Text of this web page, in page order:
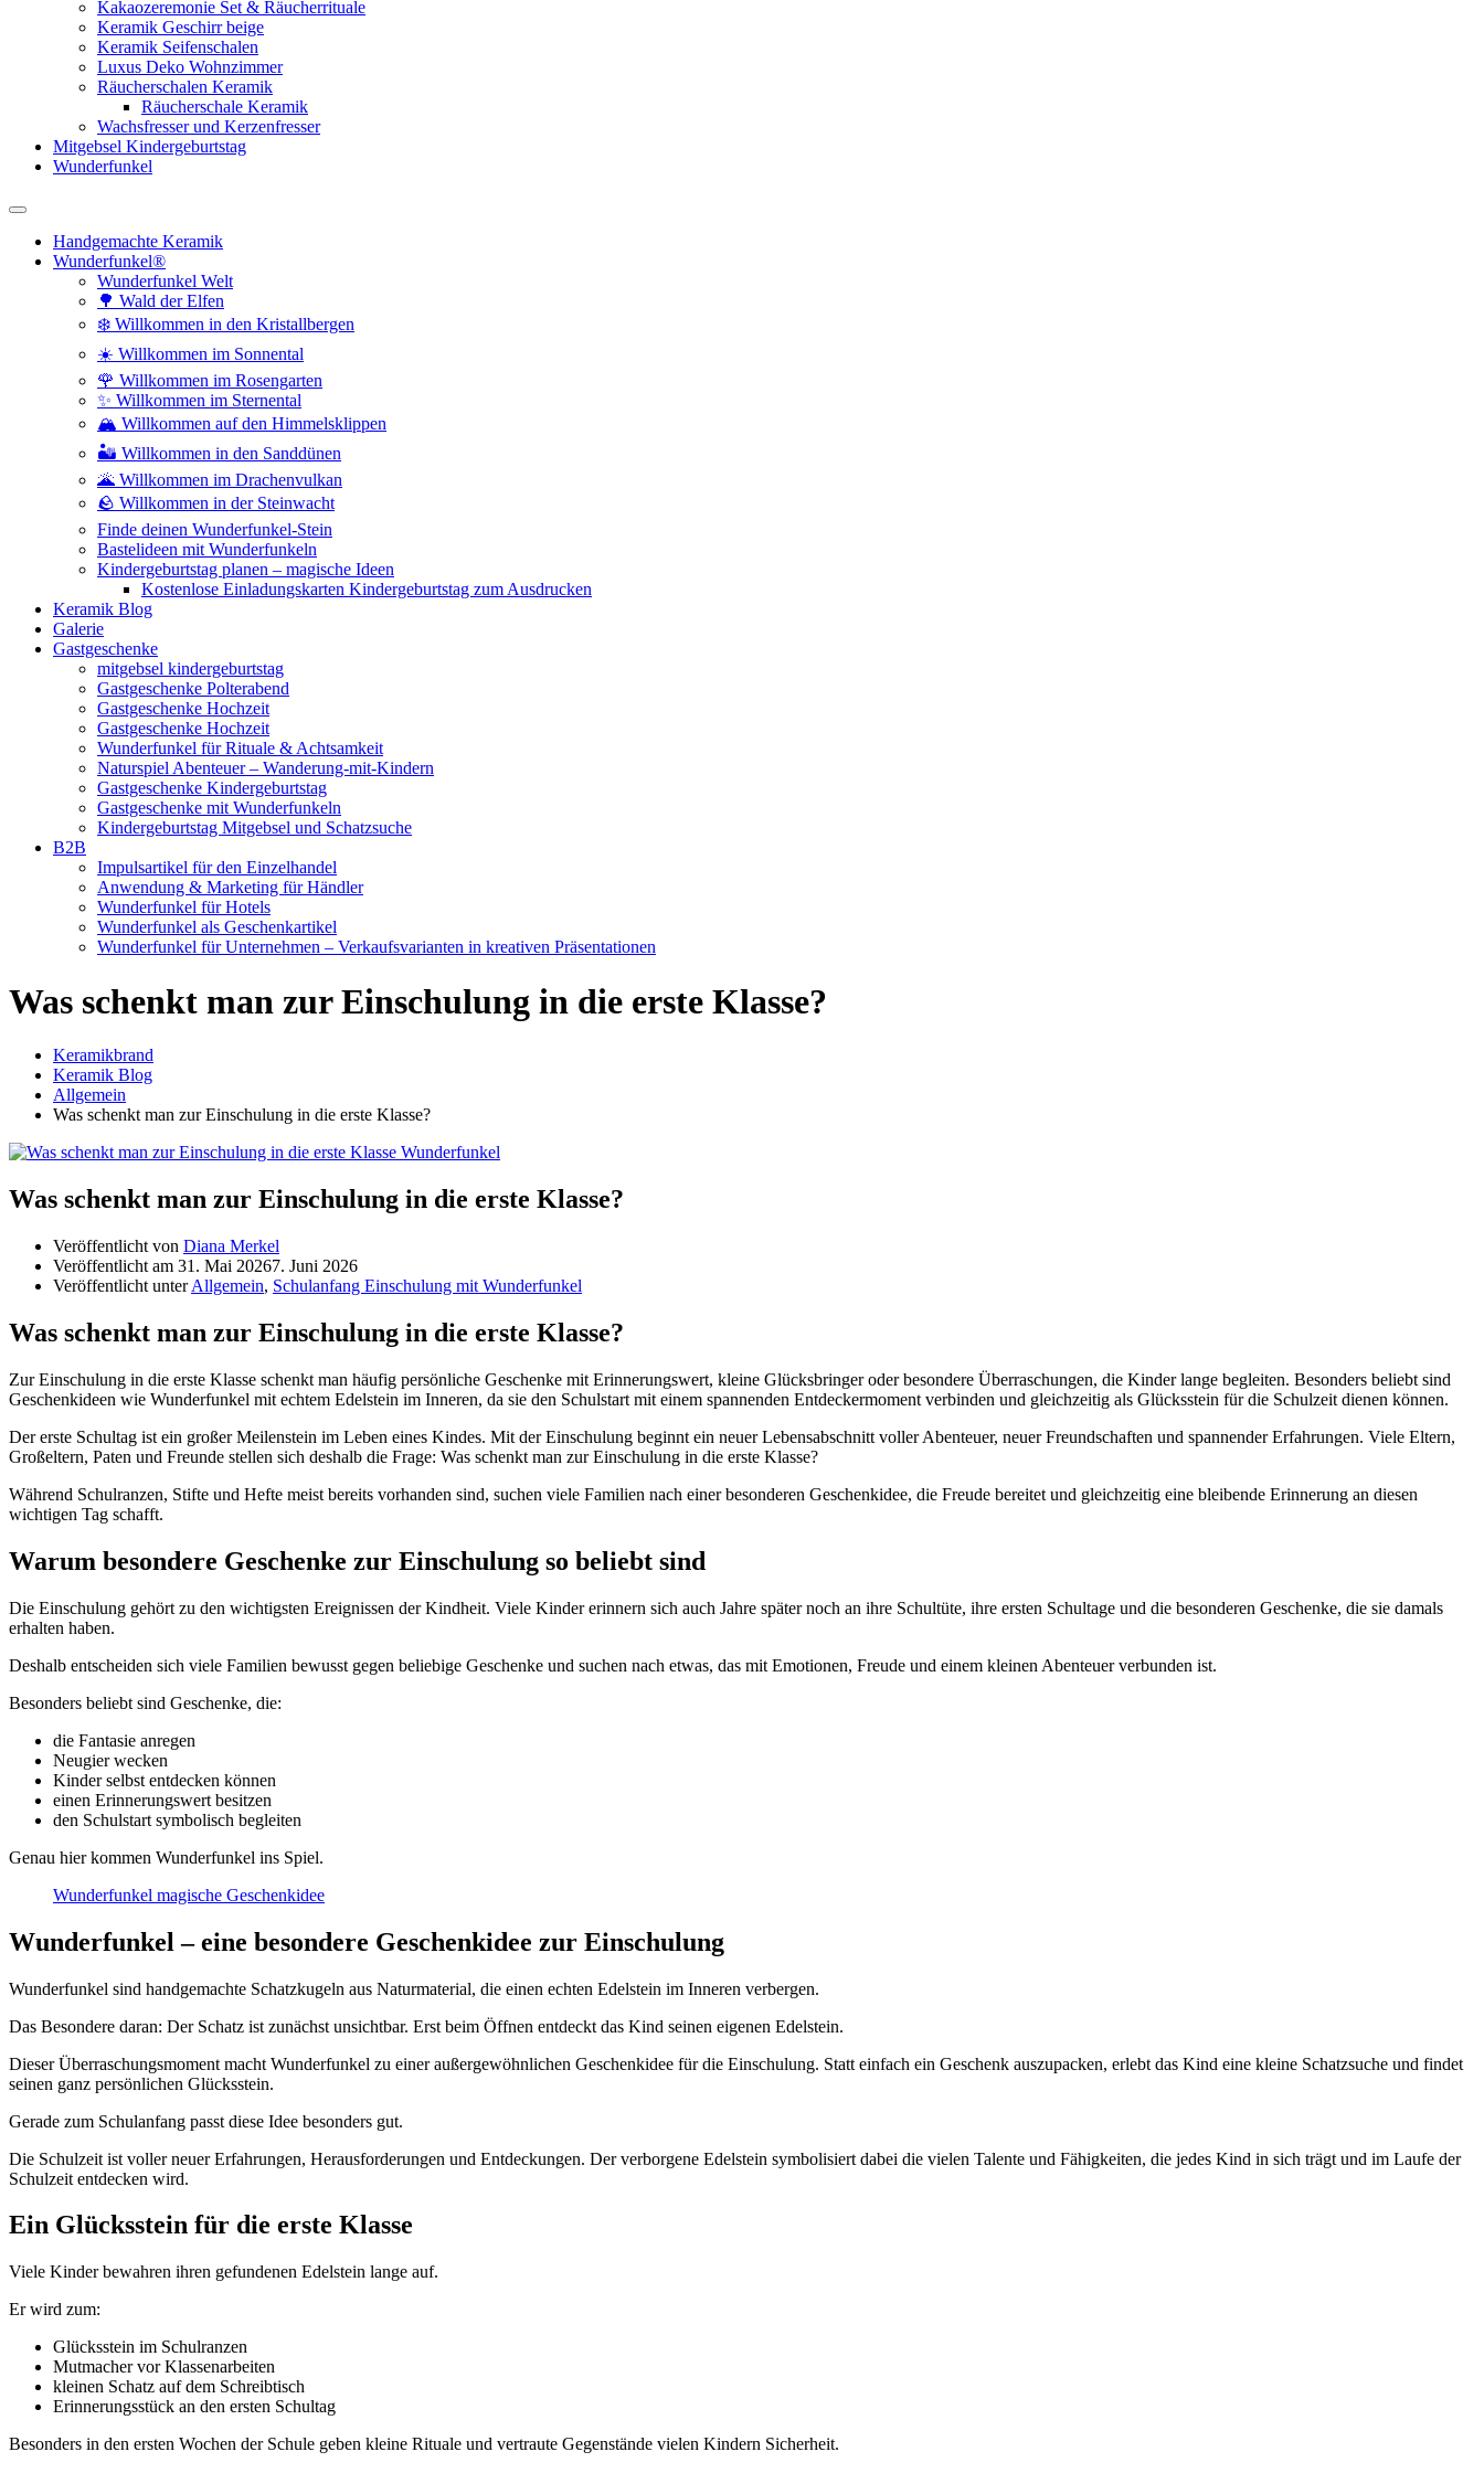
Kakaozeremonie Set & Räucherrituale
Keramik Geschirr beige
Keramik Seifenschalen
Luxus Deko Wohnzimmer
Räucherschalen Keramik
Räucherschale Keramik
Wachsfresser und Kerzenfresser
Mitgebsel Kindergeburtstag
Wunderfunkel
Handgemachte Keramik
Wunderfunkel®
Wunderfunkel Welt
🌳 Wald der Elfen
❄️ Willkommen in den Kristallbergen
☀️ Willkommen im Sonnental
🌹 Willkommen im Rosengarten
✨ Willkommen im Sternental
🏔️ Willkommen auf den Himmelsklippen
🏜️ Willkommen in den Sanddünen
🌋 Willkommen im Drachenvulkan
🪨 Willkommen in der Steinwacht
Finde deinen Wunderfunkel-Stein
Bastelideen mit Wunderfunkeln
Kindergeburtstag planen – magische Ideen
Kostenlose Einladungskarten Kindergeburtstag zum Ausdrucken
Keramik Blog
Galerie
Gastgeschenke
mitgebsel kindergeburtstag
Gastgeschenke Polterabend
Gastgeschenke Hochzeit
Gastgeschenke Hochzeit
Wunderfunkel für Rituale & Achtsamkeit
Naturspiel Abenteuer – Wanderung-mit-Kindern
Gastgeschenke Kindergeburtstag
Gastgeschenke mit Wunderfunkeln
Kindergeburtstag Mitgebsel und Schatzsuche
B2B
Impulsartikel für den Einzelhandel
Anwendung & Marketing für Händler
Wunderfunkel für Hotels
Wunderfunkel als Geschenkartikel
Wunderfunkel für Unternehmen – Verkaufsvarianten in kreativen Präsentationen
Was schenkt man zur Einschulung in die erste Klasse?
Keramikbrand
Keramik Blog
Allgemein
Was schenkt man zur Einschulung in die erste Klasse?
Was schenkt man zur Einschulung in die erste Klasse?
Veröffentlicht von Diana Merkel
Veröffentlicht am 31. Mai 20267. Juni 2026
Veröffentlicht unterAllgemein, Schulanfang Einschulung mit Wunderfunkel
Was schenkt man zur Einschulung in die erste Klasse?
Zur Einschulung in die erste Klasse schenkt man häufig persönliche Geschenke mit Erinnerungswert, kleine Glücksbringer oder besondere Überraschungen, die Kinder lange begleiten. Besonders beliebt sind
Geschenkideen wie Wunderfunkel mit echtem Edelstein im Inneren, da sie den Schulstart mit einem spannenden Entdeckermoment verbinden und gleichzeitig als Glücksstein für die Schulzeit dienen können.
Der erste Schultag ist ein großer Meilenstein im Leben eines Kindes. Mit der Einschulung beginnt ein neuer Lebensabschnitt voller Abenteuer, neuer Freundschaften und spannender Erfahrungen. Viele Eltern,
Großeltern, Paten und Freunde stellen sich deshalb die Frage: Was schenkt man zur Einschulung in die erste Klasse?
Während Schulranzen, Stifte und Hefte meist bereits vorhanden sind, suchen viele Familien nach einer besonderen Geschenkidee, die Freude bereitet und gleichzeitig eine bleibende Erinnerung an diesen
wichtigen Tag schafft.
Warum besondere Geschenke zur Einschulung so beliebt sind
Die Einschulung gehört zu den wichtigsten Ereignissen der Kindheit. Viele Kinder erinnern sich auch Jahre später noch an ihre Schultüte, ihre ersten Schultage und die besonderen Geschenke, die sie damals
erhalten haben.
Deshalb entscheiden sich viele Familien bewusst gegen beliebige Geschenke und suchen nach etwas, das mit Emotionen, Freude und einem kleinen Abenteuer verbunden ist.
Besonders beliebt sind Geschenke, die:
die Fantasie anregen
Neugier wecken
Kinder selbst entdecken können
einen Erinnerungswert besitzen
den Schulstart symbolisch begleiten
Genau hier kommen Wunderfunkel ins Spiel.
Wunderfunkel magische Geschenkidee
Wunderfunkel – eine besondere Geschenkidee zur Einschulung
Wunderfunkel sind handgemachte Schatzkugeln aus Naturmaterial, die einen echten Edelstein im Inneren verbergen.
Das Besondere daran: Der Schatz ist zunächst unsichtbar. Erst beim Öffnen entdeckt das Kind seinen eigenen Edelstein.
Dieser Überraschungsmoment macht Wunderfunkel zu einer außergewöhnlichen Geschenkidee für die Einschulung. Statt einfach ein Geschenk auszupacken, erlebt das Kind eine kleine Schatzsuche und findet
seinen ganz persönlichen Glücksstein.
Gerade zum Schulanfang passt diese Idee besonders gut.
Die Schulzeit ist voller neuer Erfahrungen, Herausforderungen und Entdeckungen. Der verborgene Edelstein symbolisiert dabei die vielen Talente und Fähigkeiten, die jedes Kind in sich trägt und im Laufe der
Schulzeit entdecken wird.
Ein Glücksstein für die erste Klasse
Viele Kinder bewahren ihren gefundenen Edelstein lange auf.
Er wird zum:
Glücksstein im Schulranzen
Mutmacher vor Klassenarbeiten
kleinen Schatz auf dem Schreibtisch
Erinnerungsstück an den ersten Schultag
Besonders in den ersten Wochen der Schule geben kleine Rituale und vertraute Gegenstände vielen Kindern Sicherheit.